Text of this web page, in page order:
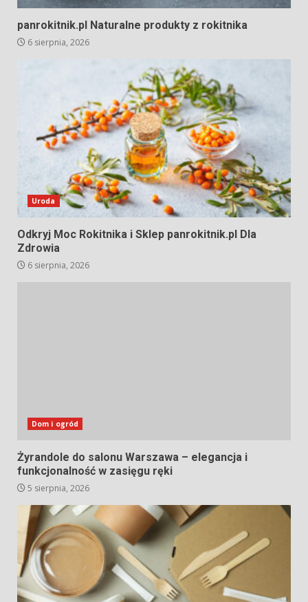
panrokitnik.pl Naturalne produkty z rokitnika
6 sierpnia, 2026
Uroda
Odkryj Moc Rokitnika i Sklep panrokitnik.pl Dla
Zdrowia
6 sierpnia, 2026
Dom i ogród
Żyrandole do salonu Warszawa – elegancja i
funkcjonalność w zasięgu ręki
5 sierpnia, 2026